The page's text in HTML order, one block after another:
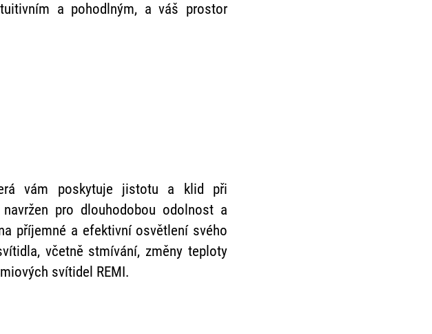
a pohodlným, a váš prostor
vám poskytuje jistotu a klid při
pro dlouhodobou odolnost a
příjemné a efektivní osvětlení svého
včetně stmívání, změny teploty
svítidel REMI.